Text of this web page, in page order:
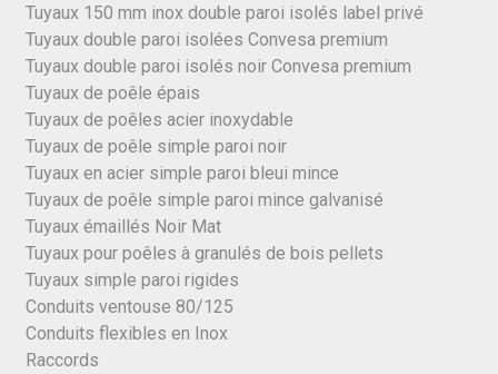
Tuyaux 150 mm inox double paroi isolés label privé
Tuyaux double paroi isolées Convesa premium
Tuyaux double paroi isolés noir Convesa premium
Tuyaux de poêle épais
Tuyaux de poêles acier inoxydable
Tuyaux de poêle simple paroi noir
Tuyaux en acier simple paroi bleui mince
Tuyaux de poêle simple paroi mince galvanisé
Tuyaux émaillés Noir Mat
Tuyaux pour poêles à granulés de bois pellets
Tuyaux simple paroi rigides
Conduits ventouse 80/125
Conduits flexibles en Inox
Raccords